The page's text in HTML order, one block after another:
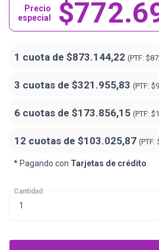
Precio
especial
1 cuota de $873.144,22 (PTF:
3 cuotas de $321.955,83 (PTF:
6 cuotas de $173.856,15 (PTF:
12 cuotas de $103.025,87 (PTF:
* Pagando con Tarjetas de crédito
Cantidad